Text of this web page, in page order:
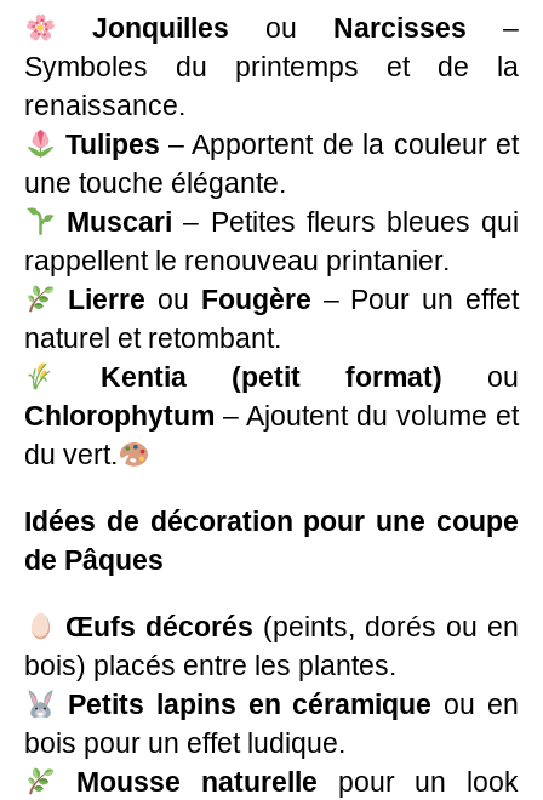
Jonquilles ou Narcisses –
Symboles du printemps et de la
renaissance.
Tulipes – Apportent de la couleur et
une touche élégante.
Muscari – Petites fleurs bleues qui
rappellent le renouveau printanier.
Lierre ou Fougère – Pour un effet
naturel et retombant.
Kentia (petit format) ou
Chlorophytum – Ajoutent du volume et
du vert.
Idées de décoration pour une coupe
de Pâques
Œufs décorés (peints, dorés ou en
bois) placés entre les plantes.
Petits lapins en céramique ou en
bois pour un effet ludique.
Mousse naturelle pour un look